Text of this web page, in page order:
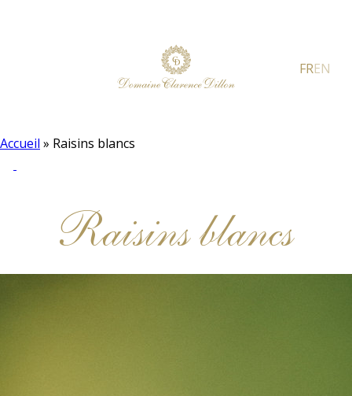
FREN
Accueil » Raisins blancs
Raisins blancs